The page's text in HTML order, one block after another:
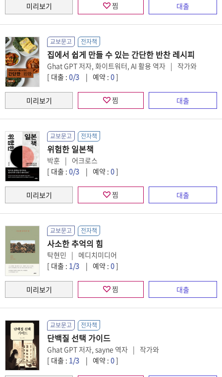
찜
집에서 쉽게 만들 수 있는 간단한 반찬 레시피
Ghat GPT 저자, 화이트워터, AI 활용 역자 작가와
교보문고 전자책
[ 대출 : 0/3 예약 : 0]
찜
위험한 일본책
박훈 어크로스
교보문고 전자책
[ 대출 : 0/3 예약 : 0]
찜
사소한 추억의 힘
탁현민 메디치미디어
교보문고 전자책
[ 대출 : 1/3 예약 : 0]
찜
단백질 선택 가이드
Ghat GPT 저자, sayne 역자 작가와
교보문고 전자책
[ 대출 : 1/3 예약 : 0]